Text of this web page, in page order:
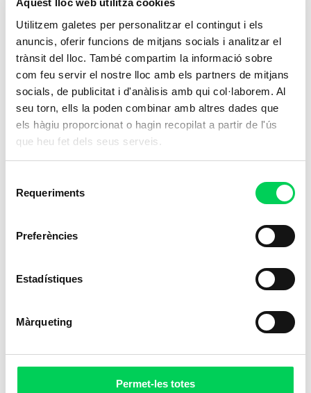
Aquest lloc web utilitza cookies
Utilitzem galetes per personalitzar el contingut i els
anuncis, oferir funcions de mitjans socials i analitzar el
trànsit del lloc. També compartim la informació sobre
com feu servir el nostre lloc amb els partners de mitjans
socials, de publicitat i d'anàlisis amb qui col·laborem. Al
seu torn, ells la poden combinar amb altres dades que
els hàgiu proporcionat o hagin recopilat a partir de l'ús
que heu fet dels seus serveis.
Requeriments
Preferències
Estadístiques
Màrqueting
Permet-les totes